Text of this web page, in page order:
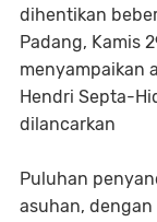
dihentikan
Padang, Kamis
menyampaikan
Hendri Septa-
dilancarkan
Puluhan
asuhan,